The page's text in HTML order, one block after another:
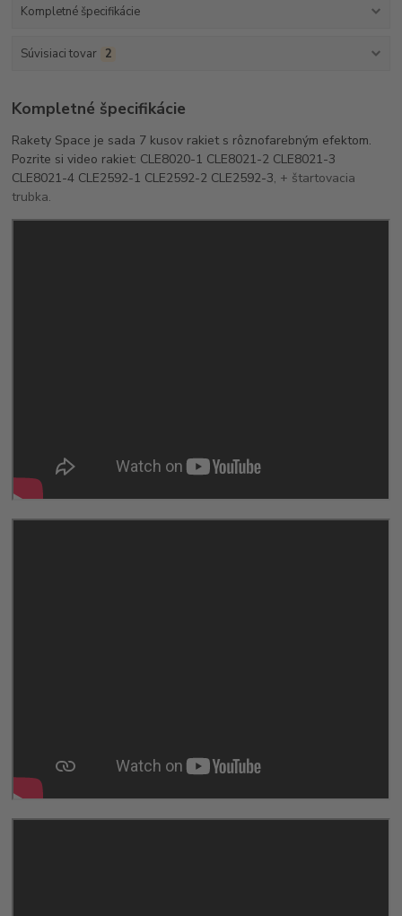
Kompletné špecifikácie
Súvisiaci tovar 2
Kompletné špecifikácie
Rakety Space je sada 7 kusov rakiet s rôznofarebným efektom.
Pozrite si video rakiet: CLE8020-1 CLE8021-2 CLE8021-3
CLE8021-4 CLE2592-1 CLE2592-2 CLE2592-3, + štartovacia
trubka.